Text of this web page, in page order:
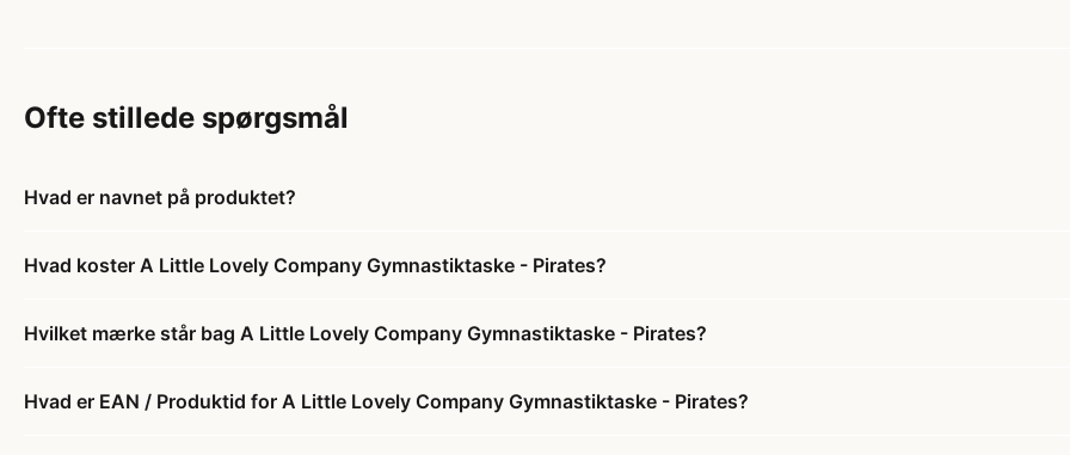
Ofte stillede spørgsmål
Hvad er navnet på produktet?
Hvad koster A Little Lovely Company Gymnastiktaske - Pirates?
Hvilket mærke står bag A Little Lovely Company Gymnastiktaske - Pirates?
Hvad er EAN / Produktid for A Little Lovely Company Gymnastiktaske - Pirates?